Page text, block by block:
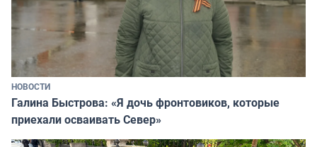
НОВОСТИ
Галина Быстрова: «Я дочь фронтовиков, которые
приехали осваивать Север»